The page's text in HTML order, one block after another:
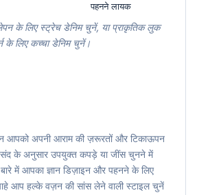
पहनने लायक
के लिए स्ट्रेच डेनिम चुनें, या प्राकृतिक लुक
के लिए कच्चा डेनिम चुनें।
आपको अपनी आराम की ज़रूरतों और टिकाऊपन
के अनुसार उपयुक्त कपड़े या जींस चुनने में
में आपका ज्ञान डिज़ाइन और पहनने के लिए
आप हल्के वज़न की सांस लेने वाली स्टाइल चुनें